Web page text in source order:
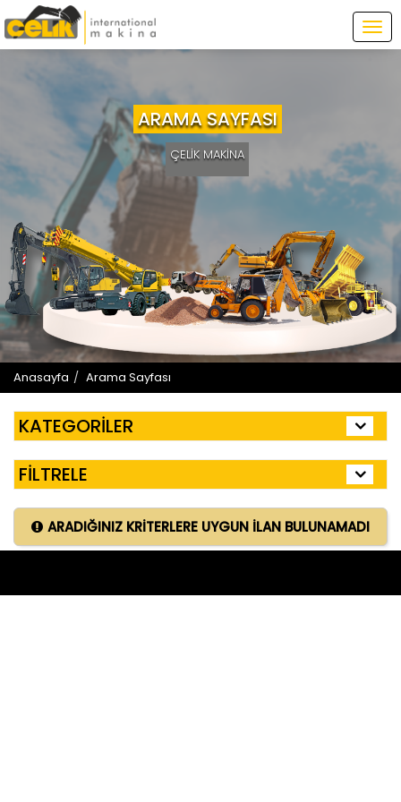
ARAMA SAYFASI
ÇELİK MAKİNA
Anasayfa Arama Sayfası
KATEGORİLER
FİLTRELE
ARADIĞINIZ KRİTERLERE UYGUN İLAN BULUNAMADI